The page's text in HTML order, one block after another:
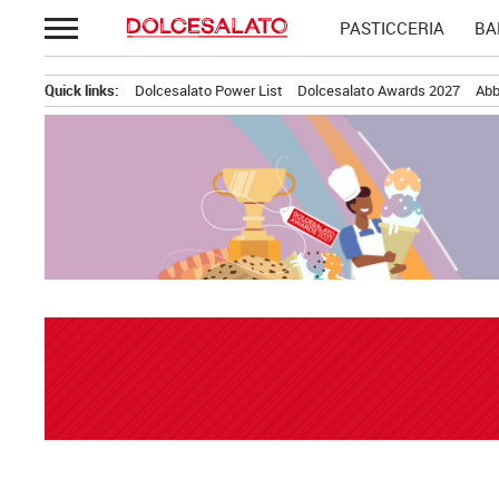
Passa
al
PASTICCERIA
Quick links: Dolcesalato Power List Dolcesalato Awards 2027